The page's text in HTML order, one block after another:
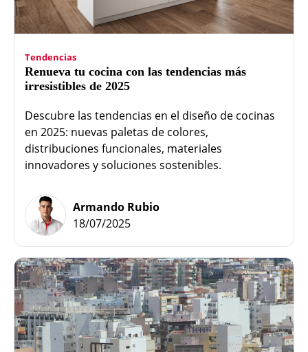
Tendencias
Renueva tu cocina con las tendencias más
irresistibles de 2025
Descubre las tendencias en el diseño de cocinas
en 2025: nuevas paletas de colores,
distribuciones funcionales, materiales
innovadores y soluciones sostenibles.
Armando Rubio
18/07/2025